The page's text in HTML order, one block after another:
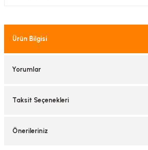
Ürün Bilgisi
Yorumlar
Taksit Seçenekleri
Önerileriniz